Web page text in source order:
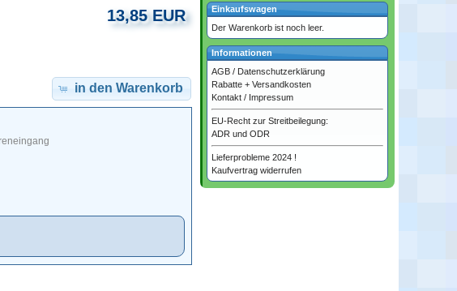
13,85 EUR
in den Warenkorb
Einkaufswagen
Der Warenkorb ist noch leer.
Informationen
AGB / Datenschutzerklärung
Rabatte + Versandkosten
Kontakt / Impressum
EU-Recht zur Streitbeilegung:
ADR und ODR
Lieferprobleme 2024 !
Kaufvertrag widerrufen